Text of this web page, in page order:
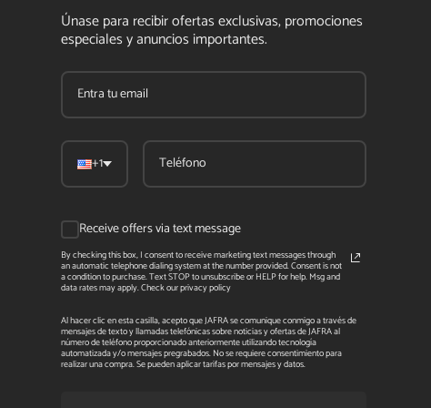
Únase para recibir ofertas exclusivas, promociones
especiales y anuncios importantes.
+1
Receive offers via text message
By checking this box, I consent to receive marketing text messages through
an automatic telephone dialing system at the number provided. Consent is not
a condition to purchase. Text STOP to unsubscribe or HELP for help. Msg and
data rates may apply. Check our privacy policy
Al hacer clic en esta casilla, acepto que JAFRA se comunique conmigo a través de
mensajes de texto y llamadas telefónicas sobre noticias y ofertas de JAFRA al
número de teléfono proporcionado anteriormente utilizando tecnología
automatizada y/o mensajes pregrabados. No se requiere consentimiento para
realizar una compra. Se pueden aplicar tarifas por mensajes y datos.